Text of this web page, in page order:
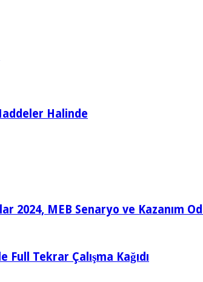
Halinde
2024, MEB Senaryo ve Kazanım
Full Tekrar Çalışma Kağıdı